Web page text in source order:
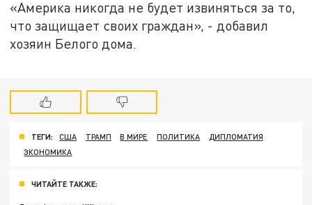
«Америка никогда не будет извиняться за то,
что защищает своих граждан», - добавил
хозяин Белого дома.
ТЕГИ: США ТРАМП В МИРЕ ПОЛИТИКА
ДИПЛОМАТИЯ
ЭКОНОМИКА
ЧИТАЙТЕ ТАКЖЕ: